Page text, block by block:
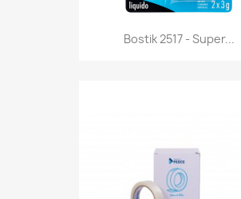
Anteprima
Bostik 2517 - Super...